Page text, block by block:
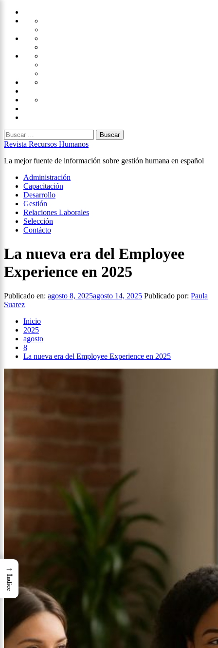
Saltar
Administración
Capacitación
Desarrollo
Gestión
Laborales
Selección
Buscar:
Revista Recursos Humanos
La mejor fuente de información sobre gestión humana en español
Menú
principal
Administración
Capacitación
Desarrollo
Gestión
Relaciones Laborales
Selección
Contácto
La nueva era del Employee
Experience en 2025
Publicado en: agosto 8, 2025agosto 14, 2025 Publicado por: Paula
Suarez
Inicio
2025
agosto
8
La nueva era del Employee Experience en 2025
→
Índice